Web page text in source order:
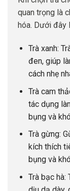
quan trọng là
hóa. Dưới đây
Trà xanh:
đen, giúp
cách nhẹ
Trà cam
tác dụng
bụng và
Trà gừng:
kích thích
bụng và
Trà bạc hà: